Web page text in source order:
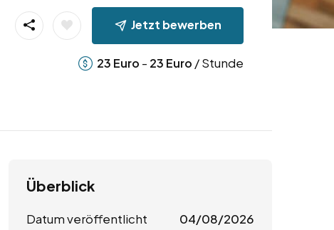
Jetzt bewerben
23 Euro - 23 Euro / Stunde
Überblick
Datum veröffentlicht 04/08/2026